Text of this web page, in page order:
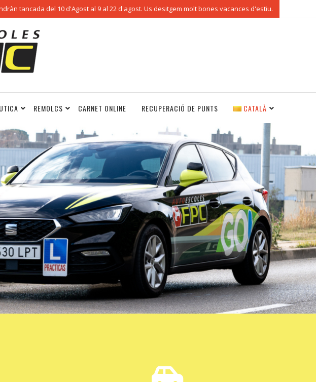
tancada del 10 d'Agost al 9 al 22 d'agost. Us desitgem molt bones vacances d'estiu.
REMOLCS CARNET ONLINE RECUPERACIÓ DE PUNTS CATALÀ